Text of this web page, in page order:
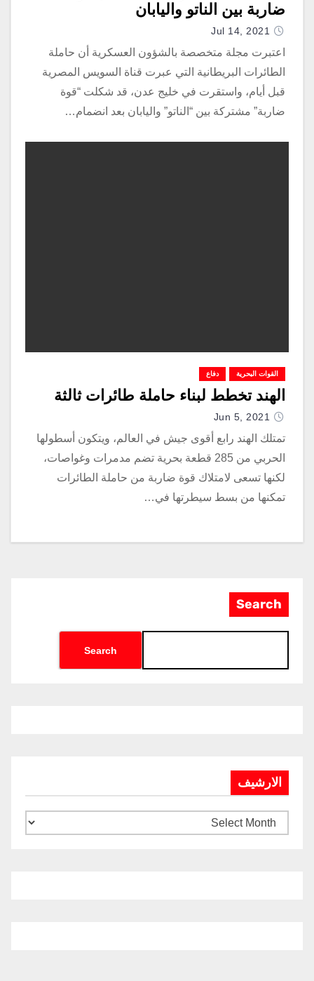
ضاربة بين الناتو واليابان
Jul 14, 2021
اعتبرت مجلة متخصصة بالشؤون العسكرية أن حاملة
الطائرات البريطانية التي عبرت قناة السويس المصرية
قبل أيام، واستقرت في خليج عدن، قد شكلت “قوة
ضاربة” مشتركة بين “الناتو” واليابان بعد انضمام…
القوات البحرية دفاع
الهند تخطط لبناء حاملة طائرات ثالثة
Jun 5, 2021
تمتلك الهند رابع أقوى جيش في العالم، ويتكون أسطولها
الحربي من 285 قطعة بحرية تضم مدمرات وغواصات،
لكنها تسعى لامتلاك قوة ضاربة من حاملة الطائرات
تمكنها من بسط سيطرتها في…
Search
Search
الارشيف